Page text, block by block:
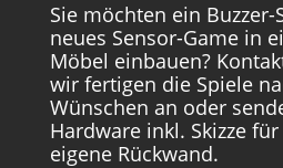
Sie möchten ein
neues Sensor-Game in
Möbel einbauen?
wir fertigen die Spiele
Wünschen an oder
Hardware inkl. Skizze
eigene Rückwand.